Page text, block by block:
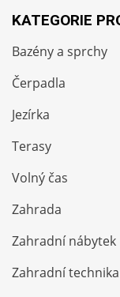
KATEGORIE
Bazény a sprchy
Čerpadla
Jezírka
Terasy
Volný čas
Zahrada
Zahradní nábytek
Zahradní technika